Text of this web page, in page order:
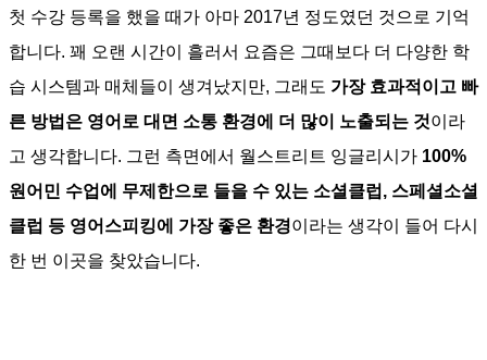
첫 수강 등록을 했을 때가 아마 2017년 정도였던 것으로 기억
합니다. 꽤 오랜 시간이 흘러서 요즘은 그때보다 더 다양한 학
습 시스템과 매체들이 생겨났지만, 그래도 가장 효과적이고 빠
른 방법은 영어로 대면 소통 환경에 더 많이 노출되는 것이라
고 생각합니다. 그런 측면에서 월스트리트 잉글리시가 100%
원어민 수업에 무제한으로 들을 수 있는 소셜클럽, 스페셜소셜
클럽 등 영어스피킹에 가장 좋은 환경이라는 생각이 들어 다시
한 번 이곳을 찾았습니다.